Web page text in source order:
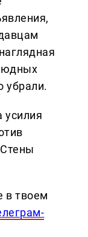
убрали.
усилия
в твоем